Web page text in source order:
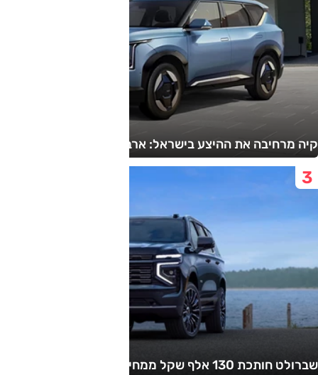
קיה מרחיבה את ההיצע בישראל: ארבעה דגמים חדשים בדרך
שברולט חותכת 130 אלף שקל ממחיר הטאהו